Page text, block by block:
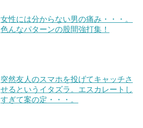
女性には分からない男の痛み・・・。
色んなパターンの股間強打集！
突然友人のスマホを投げてキャッチさ
せるというイタズラ。エスカレートし
すぎて案の定・・・。